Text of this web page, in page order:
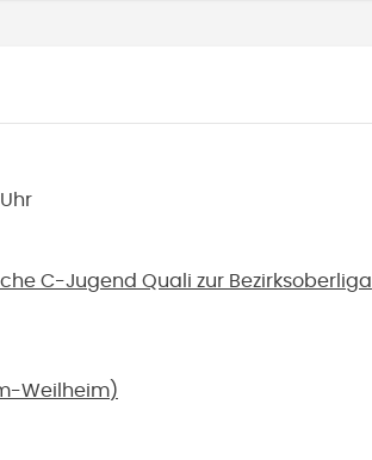
C-Jugend Quali zur Bezirksoberliga
Weilheim)